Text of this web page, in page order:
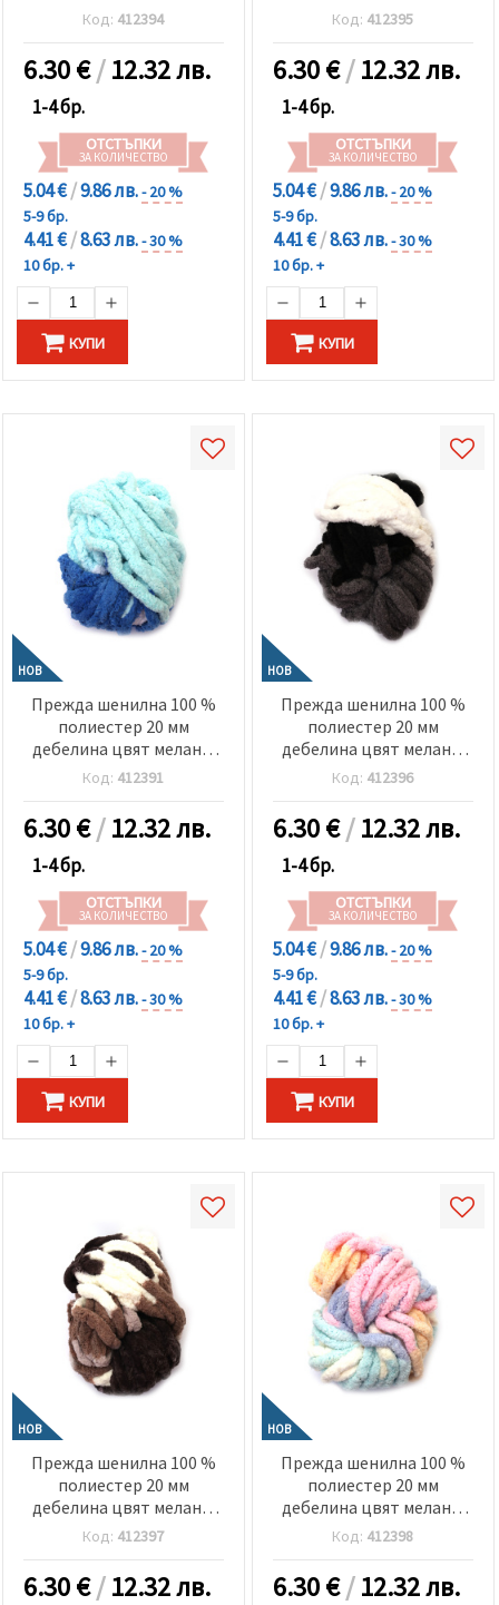
кафяв ~240 грама -25
метра
Код: 412394
6.30€/12.32 лв.
1-4 бр.
ОТСТЪПКИ
ЗА КОЛИЧЕСТВО
5.04 €/9.86 лв.- 20 %
5-9 бр.
4.41 €/8.63 лв.- 30 %
10 бр. +
КУПИ
бял, розов, лилав ~240
Код: 412395
6.30€/12.32 лв.
1-4 бр.
ОТСТЪПКИ
ЗА КОЛИЧЕСТВО
5.04 €/9.86 лв.- 20 %
5-9 бр.
4.41 €/8.63 лв.- 30 %
10 бр. +
КУПИ
НОВ
Прежда шенилна 100 %
полиестер 20 мм
дебелина цвят меланж
бял, светло син, тъмно
Код: 412391
6.30€/12.32 лв.
1-4 бр.
ОТСТЪПКИ
ЗА КОЛИЧЕСТВО
5.04 €/9.86 лв.- 20 %
5-9 бр.
4.41 €/8.63 лв.- 30 %
10 бр. +
КУПИ
НОВ
Прежда шенилна 100 %
полиестер 20 мм
дебелина цвят меланж
бял, черен, сив ~240
Код: 412396
6.30€/12.32 лв.
1-4 бр.
ОТСТЪПКИ
ЗА КОЛИЧЕСТВО
5.04 €/9.86 лв.- 20 %
5-9 бр.
4.41 €/8.63 лв.- 30 %
10 бр. +
КУПИ
НОВ
Прежда шенилна 100 %
полиестер 20 мм
дебелина цвят меланж
шампанско, кафяво,
сиво ~240 грама -25
метра
Код: 412397
6.30€/12.32 лв.
НОВ
Прежда шенилна 100 %
полиестер 20 мм
дебелина цвят меланж
син, розов, праскова
Код: 412398
6.30€/12.32 лв.